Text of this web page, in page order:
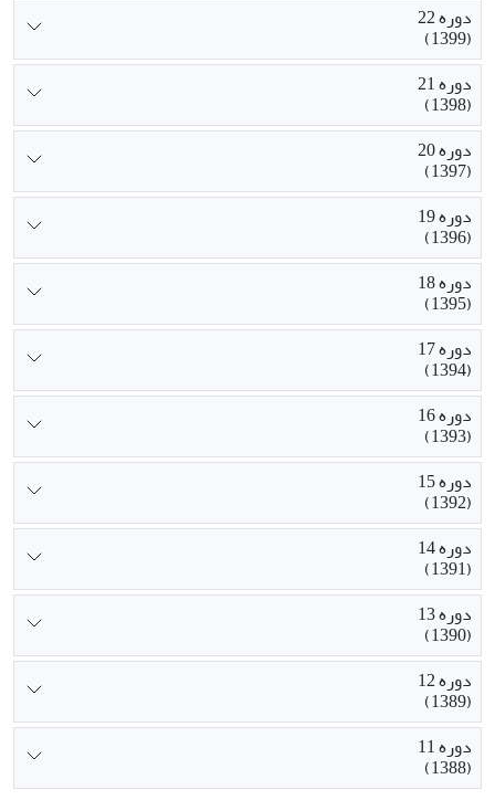
دوره 22
(1399)
دوره 21
(1398)
دوره 20
(1397)
دوره 19
(1396)
دوره 18
(1395)
دوره 17
(1394)
دوره 16
(1393)
دوره 15
(1392)
دوره 14
(1391)
دوره 13
(1390)
دوره 12
(1389)
دوره 11
(1388)